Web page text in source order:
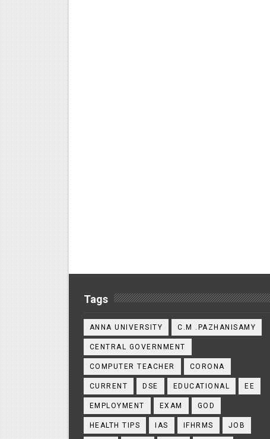
Tags
ANNA UNIVERSITY C.M .PAZHANISAMY
CENTRAL GOVERNMENT
COMPUTER TEACHER CORONA
CURRENT DSE EDUCATIONAL EE
EMPLOYMENT EXAM GOD
HEALTH TIPS IAS IFHRMS JOB